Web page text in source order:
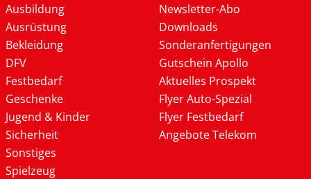
Ausbildung
Ausrüstung
Bekleidung
DFV
Festbedarf
Geschenke
Jugend & Kinder
Sicherheit
Sonstiges
Spielzeug
Newsletter-Abo
Downloads
Sonderanfertigungen
Gutschein Apollo
Aktuelles Prospekt
Flyer Auto-Spezial
Flyer Festbedarf
Angebote Telekom